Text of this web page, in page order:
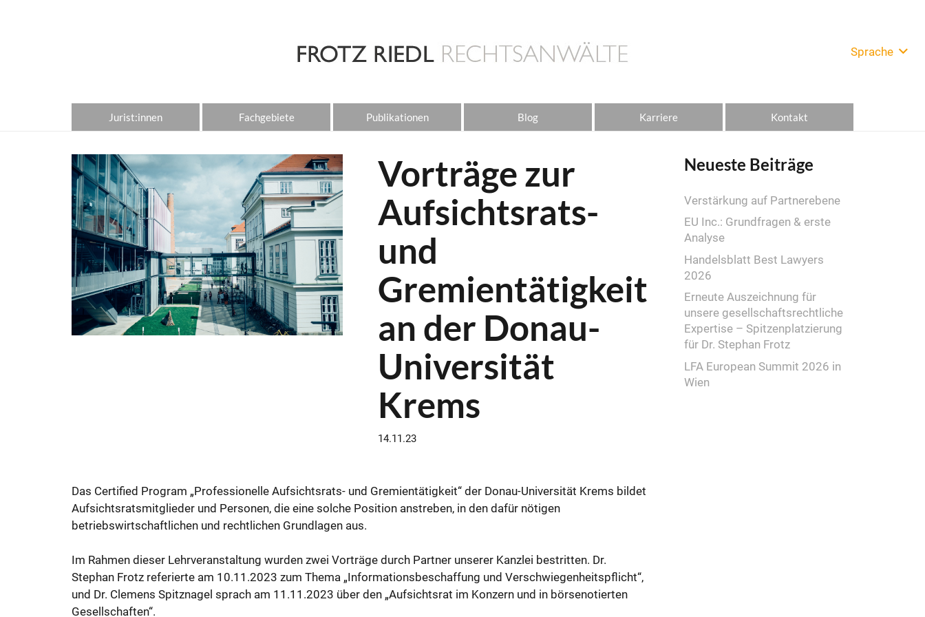
Sprache
Jurist:innen Fachgebiete Publikationen Blog Karriere Kontakt
Vorträge zur
Aufsichtsrats-
und
Gremientätigkeit
an der Donau-
Universität
Krems
14.11.23
Das Certified Program „Professionelle Aufsichtsrats- und Gremientätigkeit“ der Donau-Universität Krems bildet
Aufsichtsratsmitglieder und Personen, die eine solche Position anstreben, in den dafür nötigen
betriebswirtschaftlichen und rechtlichen Grundlagen aus.
Im Rahmen dieser Lehrveranstaltung wurden zwei Vorträge durch Partner unserer Kanzlei bestritten. Dr.
Stephan Frotz referierte am 10.11.2023 zum Thema „Informationsbeschaffung und Verschwiegenheitspflicht“,
und Dr. Clemens Spitznagel sprach am 11.11.2023 über den „Aufsichtsrat im Konzern und in börsenotierten
Gesellschaften“.
Neueste Beiträge
Verstärkung auf Partnerebene
EU Inc.: Grundfragen & erste
Analyse
Handelsblatt Best Lawyers
2026
Erneute Auszeichnung für
unsere gesellschaftsrechtliche
Expertise – Spitzenplatzierung
für Dr. Stephan Frotz
LFA European Summit 2026 in
Wien